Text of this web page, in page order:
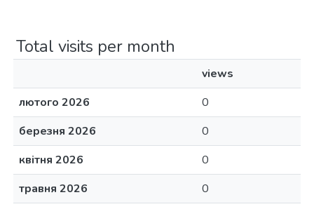
Total visits per month
views
лютого 2026
0
березня 2026
0
квітня 2026
0
травня 2026
0